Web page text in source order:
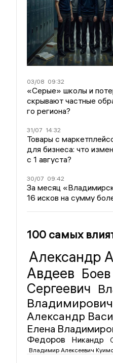
03/08 09:32
«Серые» школы и
скрывают частные
го региона?
31/07 14:32
Товары с
для бизнеса: что
с 1 августа?
30/07 09:42
За месяц
16 исков на сумму
100 самых
Александр
Авдеев
Сергеевич
Александр
Елена
Федоров
Никандр
Владимир Алексеевич